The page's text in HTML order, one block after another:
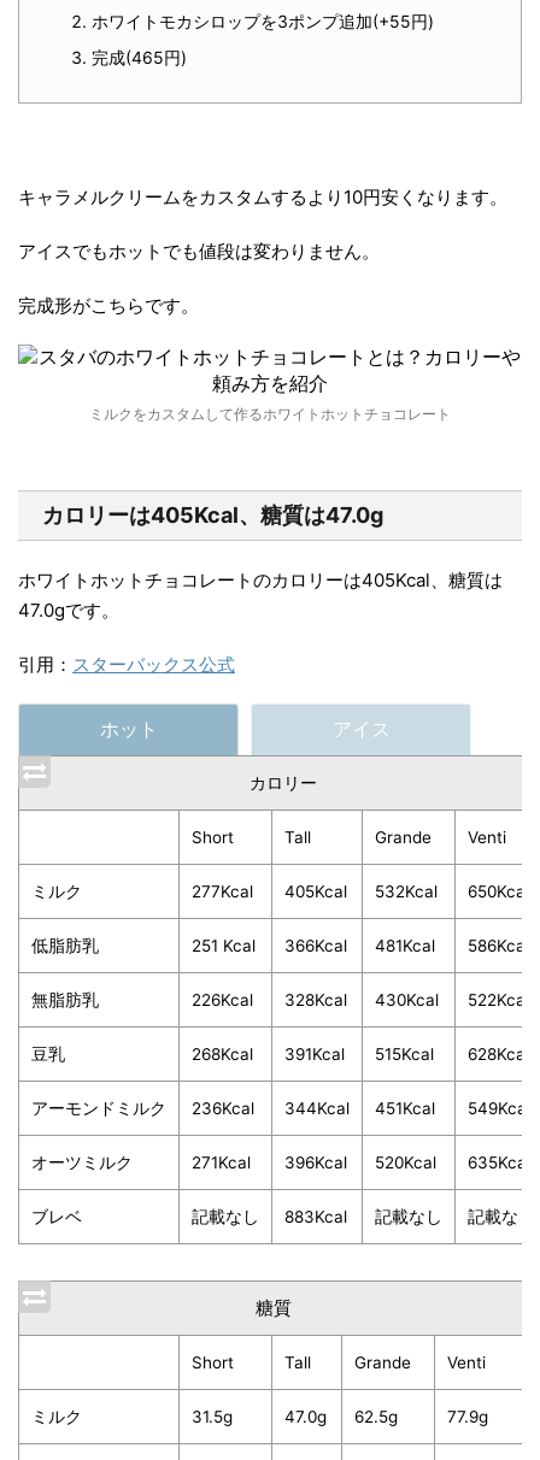
ホワイトモカシロップを3ポンプ追加(+55円)
完成(465円)
キャラメルクリームをカスタムするより10円安くなります。
アイスでもホットでも値段は変わりません。
完成形がこちらです。
ミルクをカスタムして作るホワイトホットチョコレート
カロリーは405Kcal、糖質は47.0g
ホワイトホットチョコレートのカロリーは405Kcal、糖質は
47.0gです。
引用： スターバックス公式
ホット アイス
カロリー
Short Tall Grande Venti
ミルク 277Kcal 405Kcal 532Kcal 650Kcal
低脂肪乳 251 Kcal 366Kcal 481Kcal 586Kcal
無脂肪乳 226Kcal 328Kcal 430Kcal 522Kcal
豆乳 268Kcal 391Kcal 515Kcal 628Kcal
アーモンドミルク 236Kcal 344Kcal 451Kcal 549Kcal
オーツミルク 271Kcal 396Kcal 520Kcal 635Kcal
ブレベ 記載なし 883Kcal 記載なし 記載なし
糖質
Short Tall Grande Venti
ミルク 31.5g 47.0g 62.5g 77.9g